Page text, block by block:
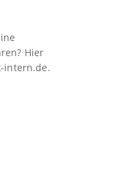
Hier
intern.de.